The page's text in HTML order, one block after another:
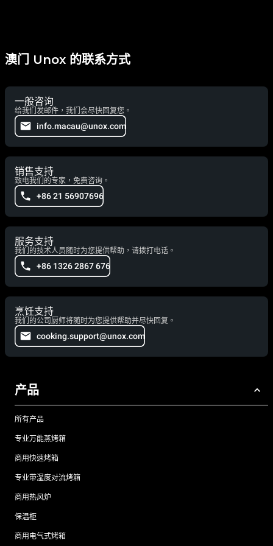
澳门 Unox 的联系方式
一般咨询
给我们发邮件，我们会尽快回复您。
info.macau@unox.com
销售支持
致电我们的专家，免费咨询。
+86 21 56907696
服务支持
我们的技术人员随时为您提供帮助，请拨打电话。
+86 1326 2867 676
烹饪支持
我们的公司厨师将随时为您提供帮助并尽快回复。
cooking.support@unox.com
产品
所有产品
专业万能蒸烤箱
商用快速烤箱
专业带湿度对流烤箱
商用热风炉
保温柜
商用电气式烤箱